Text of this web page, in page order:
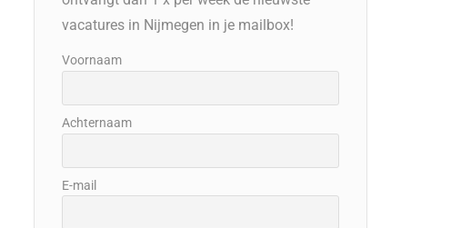
vacatures in Nijmegen in je mailbox!
Voornaam
Achternaam
E-mail